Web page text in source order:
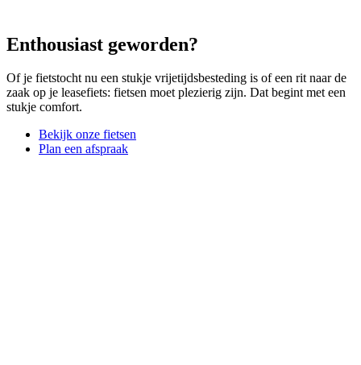
Enthousiast geworden?
Of je fietstocht nu een stukje vrijetijdsbesteding is of een rit naar de
zaak op je leasefiets: fietsen moet plezierig zijn. Dat begint met een
stukje comfort.
Bekijk onze fietsen
Plan een afspraak